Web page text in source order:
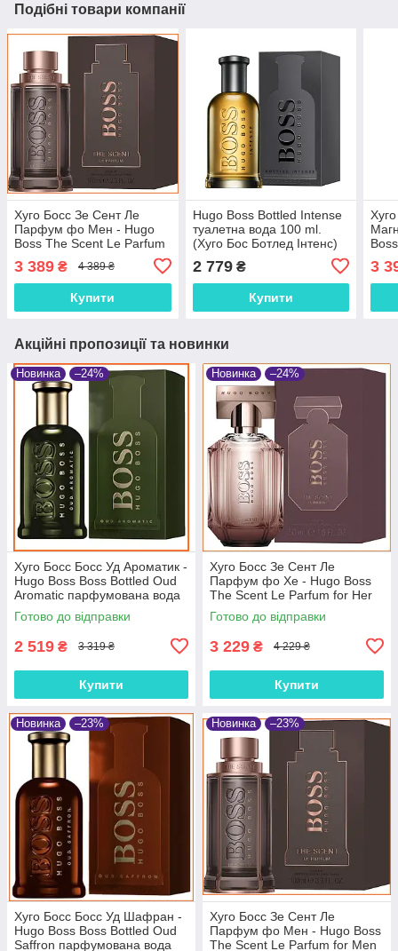
Подібні товари компанії
Хуго Босс Зе Сент Ле
Парфум фо Мен - Hugo
Boss The Scent Le Parfum
вода 100 ml.
3 389 ₴ 4 389 ₴
Купити
Hugo Boss Bottled Intense
туалетна вода 100 ml.
(Хуго Бос Ботлед Інтенс)
2 779₴
Купити
3
Акційні пропозиції та новинки
Новинка –24%
Хуго Босс Босс Уд Ароматик -
Hugo Boss Boss Bottled Oud
Aromatic парфумована вода
100 ml.
Готово до відправки
2 519 ₴ 3 319 ₴
Купити
Новинка –24%
Хуго Босс Зе Сент Ле
Парфум фо Хе - Hugo Boss
The Scent Le Parfum for Her
парфумована вода 100 ml.
Готово до відправки
3 229 ₴ 4 229 ₴
Купити
Новинка –23%
Хуго Босс Босс Уд Шафран -
Hugo Boss Boss Bottled Oud
Saffron парфумована вода
Новинка –23%
Хуго Босс Зе Сент Ле
Парфум фо Мен - Hugo Boss
The Scent Le Parfum for Men